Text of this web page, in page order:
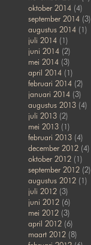
oktober 2014(4)
september 2014(3)
augustus 2014(1)
juli 2014(1)
juni 2014(2)
mei 2014(3)
april 2014(1)
februari 2014(2)
januari 2014(3)
augustus 2013(4)
juli 2013(2)
mei 2013(1)
februari 2013(4)
december 2012(4)
oktober 2012(1)
september 2012(2)
augustus 2012(1)
juli 2012(3)
juni 2012(6)
mei 2012(3)
april 2012(6)
maart 2012(8)